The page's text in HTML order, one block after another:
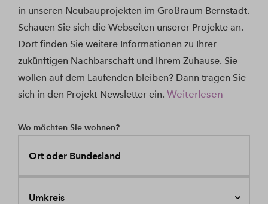
in unseren Neubauprojekten im Großraum Bernstadt.
Schauen Sie sich die Webseiten unserer Projekte an.
Dort finden Sie weitere Informationen zu Ihrer
zukünftigen Nachbarschaft und Ihrem Zuhause. Sie
wollen auf dem Laufenden bleiben? Dann tragen Sie
sich in den Projekt-Newsletter ein. Weiterlesen
Wo möchten Sie wohnen?
Ort oder Bundesland
Umkreis